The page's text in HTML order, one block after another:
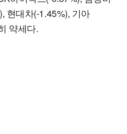
현대차(-1.45%), 기아
약세다.